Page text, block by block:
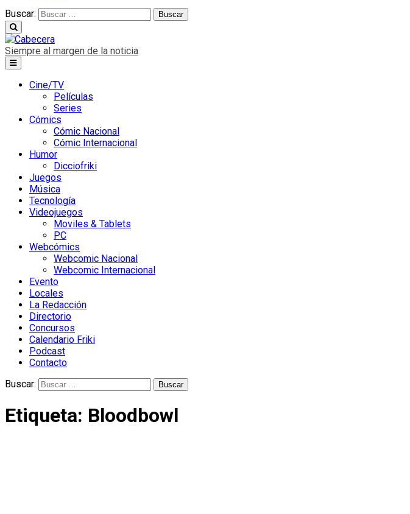
Buscar:
Siempre al margen de la noticia
Cine/TV
Películas
Series
Cómics
Cómic Nacional
Cómic Internacional
Humor
Dicciofriki
Juegos
Música
Tecnología
Videojuegos
Moviles & Tablets
PC
Webcómics
Webcomic Nacional
Webcomic Internacional
Evento
Locales
La Redacción
Directorio
Concursos
Calendario Friki
Podcast
Contacto
Buscar:
Etiqueta: Bloodbowl